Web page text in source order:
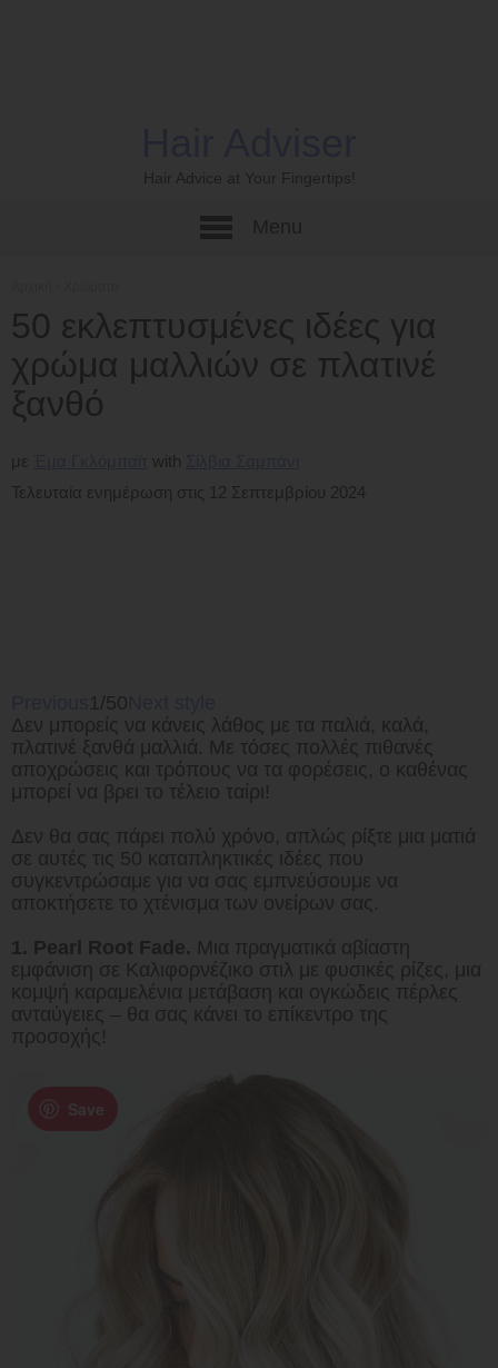
Hair Advice at Your Fingertips!
50 εκλεπτυσμένες ιδέες για
χρώμα μαλλιών σε πλατινέ
ξανθό
με
Τελευταία ενημέρωση στις 12 Σεπτεμβρίου 2024
1/50
Δεν μπορείς να κάνεις λάθος με τα παλιά, καλά,
πλατινέ ξανθά μαλλιά. Με τόσες πολλές πιθανές
αποχρώσεις και τρόπους να τα φορέσεις, ο καθένας
μπορεί να βρει το τέλειο ταίρι!
Δεν θα σας πάρει πολύ χρόνο, απλώς ρίξτε μια ματιά
σε αυτές τις 50 καταπληκτικές ιδέες που
συγκεντρώσαμε για να σας εμπνεύσουμε να
αποκτήσετε το χτένισμα των ονείρων σας.
1. Pearl Root Fade. Μια πραγματικά αβίαστη
εμφάνιση σε Καλιφορνέζικο στιλ με φυσικές ρίζες, μια
κομψή καραμελένια μετάβαση και ογκώδεις πέρλες
ανταύγειες – θα σας κάνει το επίκεντρο της
προσοχής!
Save